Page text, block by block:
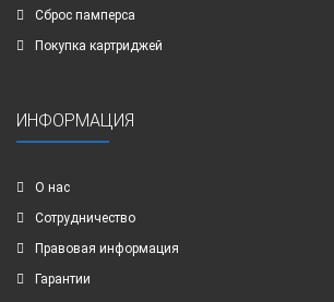
Сброс памперса
Покупка картриджей
ИНФОРМАЦИЯ
О нас
Сотрудничество
Правовая информация
Гарантии